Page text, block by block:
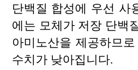
단백질 합성에 우선 사
에는 모체가 저장 단백
아미노산을 제공하므
수치가 낮아집니다.